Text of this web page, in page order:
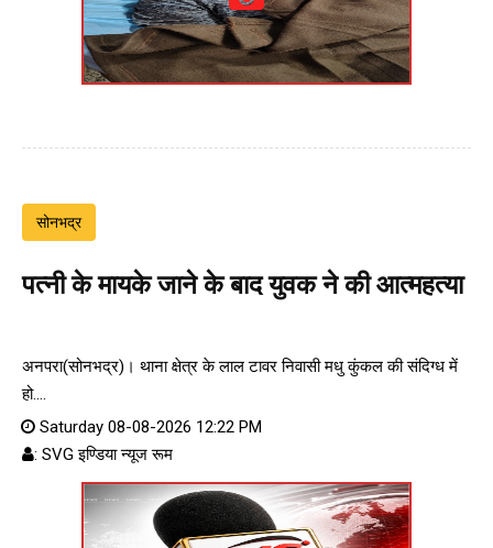
सोनभद्र
पत्नी के मायके जाने के बाद युवक ने की आत्महत्या
अनपरा(सोनभद्र)। थाना क्षेत्र के लाल टावर निवासी मधु कुंकल की संदिग्ध में
हो....
Saturday 08-08-2026 12:22 PM
: SVG इण्डिया न्यूज रूम